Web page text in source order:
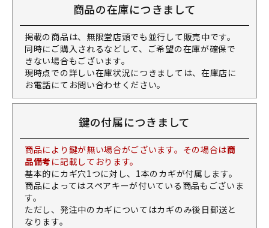
商品の在庫につきまして
掲載の商品は、無限堂店頭でも並行して販売中です。
同時にご購入されるなどして、ご希望の在庫が確保で
きない場合もございます。
現時点での詳しい在庫状況につきましては、在庫店に
お電話にてお問い合わせください。
鍵の付属につきまして
商品により鍵が無い場合がございます。その場合は商
品備考 に記載しております。
基本的にカギ穴1つに対し、1本のカギが付属します。
商品によってはスペアキーが付いている商品もございま
す。
ただし、発注中のカギについてはカギのみ後日郵送と
なります。